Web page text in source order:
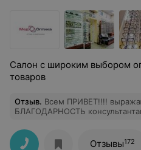
Салон с широким выбором
товаров
Отзыв. Всем ПРИВЕТ!!!!
БЛАГОДАРНОСТЬ
Отзывы172